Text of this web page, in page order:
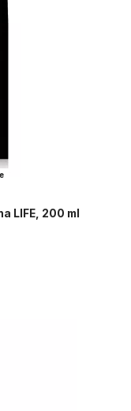
LIFE, 200 ml